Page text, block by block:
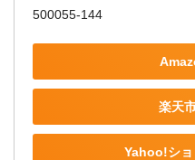
500055-144
楽天
Yahoo!ショ